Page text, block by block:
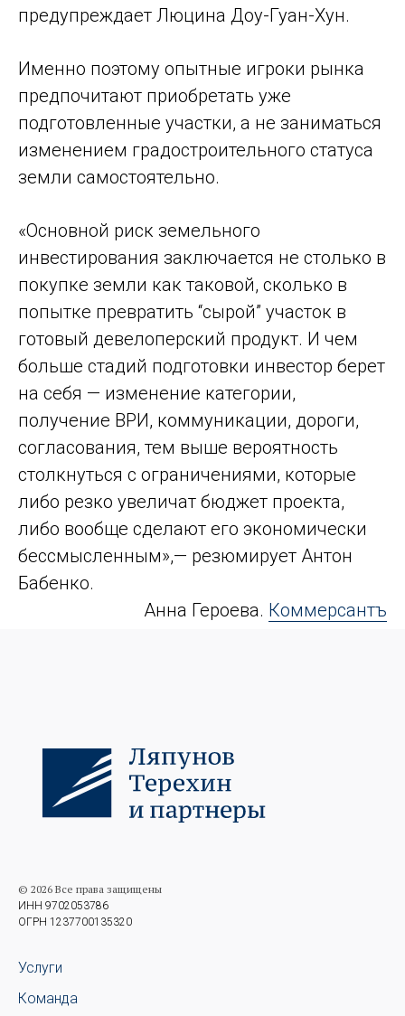
предупреждает Люцина Доу-Гуан-Хун.
Именно поэтому опытные игроки рынка
предпочитают приобретать уже
подготовленные участки, а не заниматься
изменением градостроительного статуса
земли самостоятельно.
«Основной риск земельного
инвестирования заключается не столько в
покупке земли как таковой, сколько в
попытке превратить “сырой” участок в
готовый девелоперский продукт. И чем
больше стадий подготовки инвестор берет
на себя — изменение категории,
получение ВРИ, коммуникации, дороги,
согласования, тем выше вероятность
столкнуться с ограничениями, которые
либо резко увеличат бюджет проекта,
либо вообще сделают его экономически
бессмысленным»,— резюмирует Антон
Бабенко.
Анна Героева. Коммерсантъ
© 2026 Все права защищены
ИНН 9702053786
ОГРН 1237700135320
Услуги
Команда